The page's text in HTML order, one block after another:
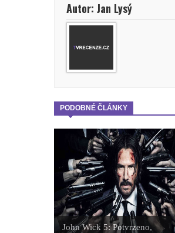
Autor: Jan Lysý
PODOBNÉ ČLÁNKY
John Wick 5: Potvrzeno,